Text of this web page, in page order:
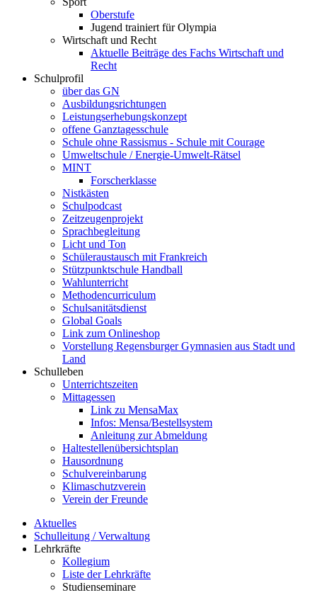
Oberstufe
Jugend trainiert für Olympia
Wirtschaft und Recht
Aktuelle Beiträge des Fachs Wirtschaft und
Recht
Schulprofil
über das GN
Ausbildungsrichtungen
Leistungserhebungskonzept
offene Ganztagesschule
Schule ohne Rassismus - Schule mit Courage
Umweltschule / Energie-Umwelt-Rätsel
MINT
Forscherklasse
Nistkästen
Schulpodcast
Zeitzeugenprojekt
Sprachbegleitung
Licht und Ton
Schüleraustausch mit Frankreich
Stützpunktschule Handball
Wahlunterricht
Methodencurriculum
Schulsanitätsdienst
Global Goals
Link zum Onlineshop
Vorstellung Regensburger Gymnasien aus Stadt und
Land
Schulleben
Unterrichtszeiten
Mittagessen
Link zu MensaMax
Infos: Mensa/Bestellsystem
Anleitung zur Abmeldung
Haltestellenübersichtsplan
Hausordnung
Schulvereinbarung
Klimaschutzverein
Verein der Freunde
Aktuelles
Schulleitung / Verwaltung
Lehrkräfte
Kollegium
Liste der Lehrkräfte
Studienseminare